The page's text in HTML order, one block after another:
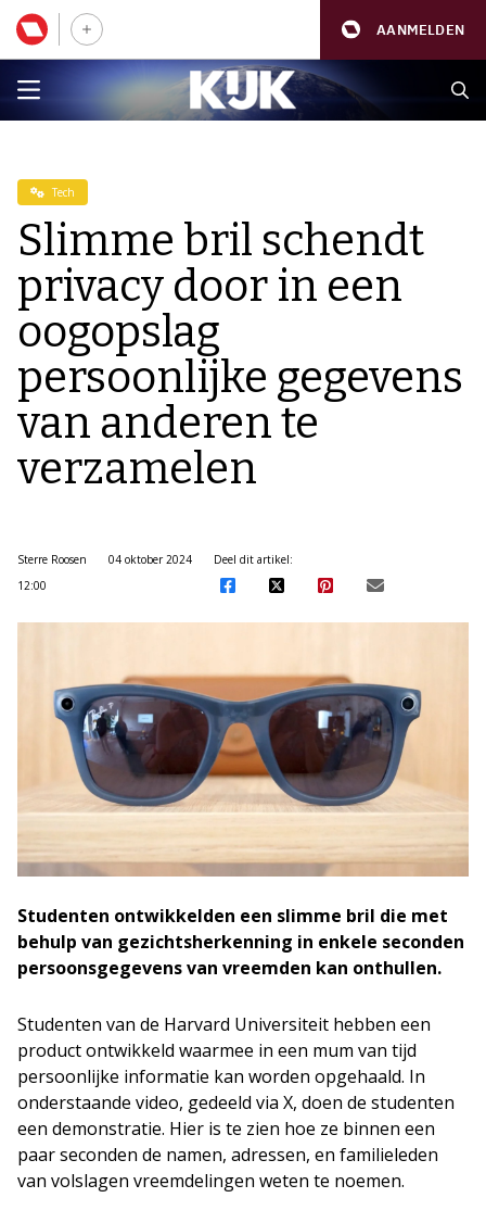
AANMELDEN
Tech
Slimme bril schendt
privacy door in een
oogopslag
persoonlijke gegevens
van anderen te
verzamelen
Sterre Roosen
04 oktober 2024
12:00
Deel dit artikel:
Studenten ontwikkelden een slimme bril die met
behulp van gezichtsherkenning in enkele seconden
persoonsgegevens van vreemden kan onthullen.
Studenten van de Harvard Universiteit hebben een
product ontwikkeld waarmee in een mum van tijd
persoonlijke informatie kan worden opgehaald. In
onderstaande video, gedeeld via X, doen de studenten
een demonstratie. Hier is te zien hoe ze binnen een
paar seconden de namen, adressen, en familieleden
van volslagen vreemdelingen weten te noemen.